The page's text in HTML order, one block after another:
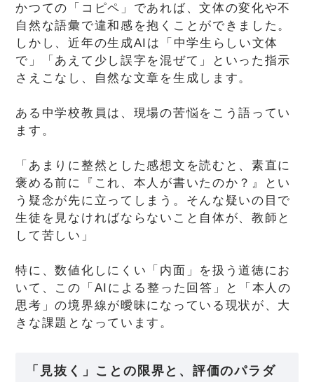
かつての「コピペ」であれば、文体の変化や不
自然な語彙で違和感を抱くことができました。
しかし、近年の生成AIは「中学生らしい文体
で」「あえて少し誤字を混ぜて」といった指示
さえこなし、自然な文章を生成します。
ある中学校教員は、現場の苦悩をこう語ってい
ます。
「あまりに整然とした感想文を読むと、素直に
褒める前に『これ、本人が書いたのか？』とい
う疑念が先に立ってしまう。そんな疑いの目で
生徒を見なければならないこと自体が、教師と
して苦しい」
特に、数値化しにくい「内面」を扱う道徳にお
いて、この「AIによる整った回答」と「本人の
思考」の境界線が曖昧になっている現状が、大
きな課題となっています。
「見抜く」ことの限界と、評価のパラダ